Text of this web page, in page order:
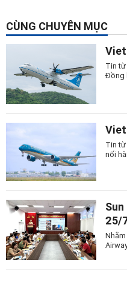
CÙNG CHUYÊN MỤC
Tin
Đồng
Tin
nối
25/